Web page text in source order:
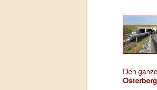
Den